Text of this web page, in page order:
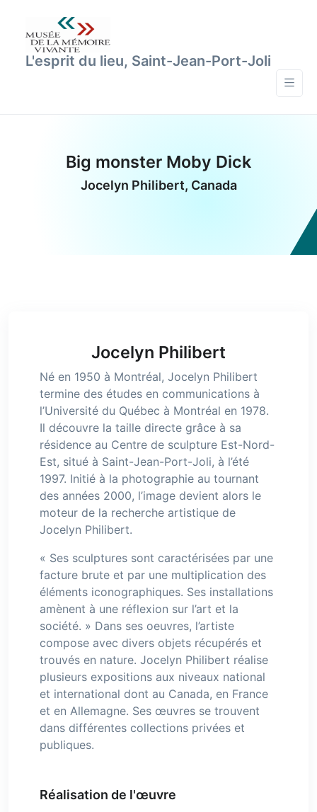
L'esprit du lieu, Saint-Jean-Port-Joli
Big monster Moby Dick
Jocelyn Philibert, Canada
Jocelyn Philibert
Né en 1950 à Montréal, Jocelyn Philibert
termine des études en communications à
l’Université du Québec à Montréal en 1978.
Il découvre la taille directe grâce à sa
résidence au Centre de sculpture Est-Nord-
Est, situé à Saint-Jean-Port-Joli, à l’été
1997. Initié à la photographie au tournant
des années 2000, l’image devient alors le
moteur de la recherche artistique de
Jocelyn Philibert.
« Ses sculptures sont caractérisées par une
facture brute et par une multiplication des
éléments iconographiques. Ses installations
amènent à une réflexion sur l’art et la
société. » Dans ses oeuvres, l’artiste
compose avec divers objets récupérés et
trouvés en nature. Jocelyn Philibert réalise
plusieurs expositions aux niveaux national
et international dont au Canada, en France
et en Allemagne. Ses œuvres se trouvent
dans différentes collections privées et
publiques.
Réalisation de l'œuvre